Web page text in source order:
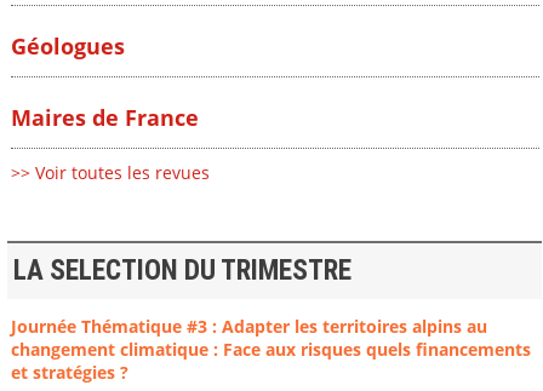
Géologues
Maires de France
>> Voir toutes les revues
LA SELECTION DU TRIMESTRE
Journée Thématique #3 : Adapter les territoires alpins au
changement climatique : Face aux risques quels financements
et stratégies ?